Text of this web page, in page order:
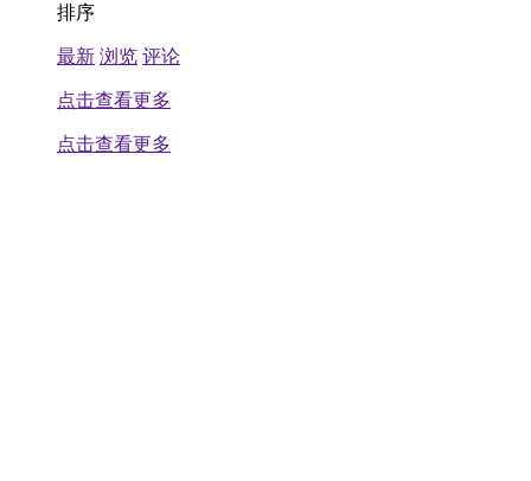
排序
最新 浏览 评论
点击查看更多
点击查看更多